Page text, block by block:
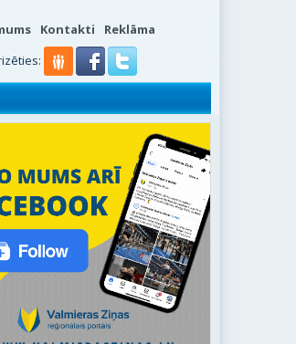
Kontakti
Reklāma